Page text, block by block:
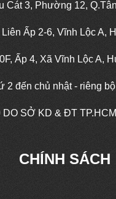
Cát 3, Phường 12,
Ấp 2-6, Vĩnh Lộc A,
Ấp 4, Xã Vĩnh Lộc A,
2 đến chủ nhật - riêng
DO SỞ KD & ĐT
CHÍNH SÁCH